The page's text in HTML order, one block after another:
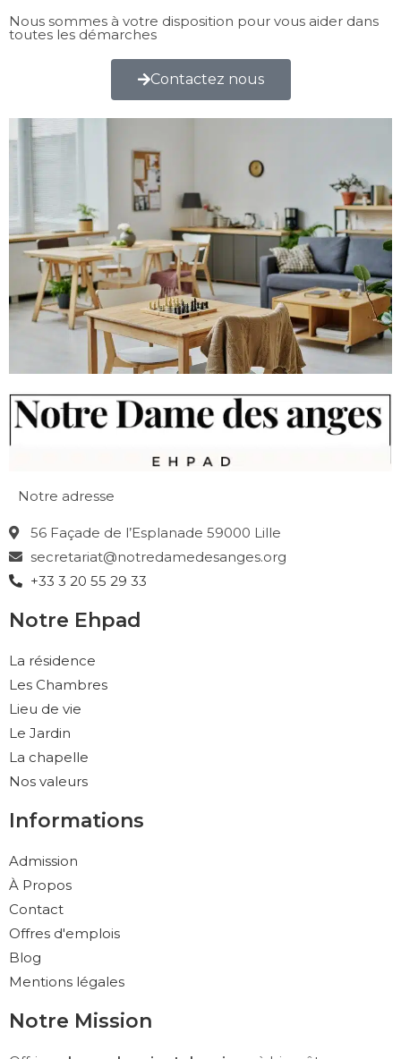
Nous sommes à votre disposition pour vous aider dans
toutes les démarches
Contactez nous
Notre adresse
56 Façade de l’Esplanade 59000 Lille
secretariat@notredamedesanges.org
+33 3 20 55 29 33
Notre Ehpad
La résidence
Les Chambres
Lieu de vie
Le Jardin
La chapelle
Nos valeurs
Informations
Admission
À Propos
Contact
Offres d'emplois
Blog
Mentions légales
Notre Mission